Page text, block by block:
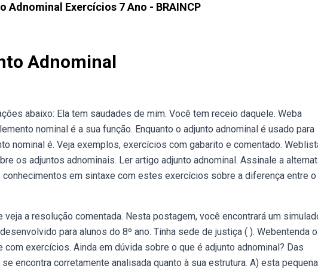
Adnominal Exercícios 7 Ano - BRAINCP
Adnominal
abaixo: Ela tem saudades de mim. Você tem receio daquele. Weba
nominal é a sua função. Enquanto o adjunto adnominal é usado para
nominal é. Veja exemplos, exercícios com gabarito e comentado.
os adjuntos adnominais. Ler artigo adjunto adnominal. Assinale a
em sintaxe com estes exercícios sobre a diferença entre o
a resolução comentada. Nesta postagem, você encontrará um
para alunos do 8º ano. Tinha sede de justiça ( ). Webentenda
exercícios. Ainda em dúvida sobre o que é adjunto adnominal? Das
encontra corretamente analisada quanto à sua estrutura. A) esta